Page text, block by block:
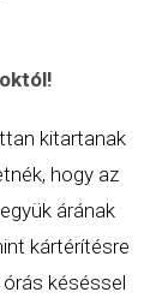
kitartanak
hogy az
árának
kártérítésre
késéssel